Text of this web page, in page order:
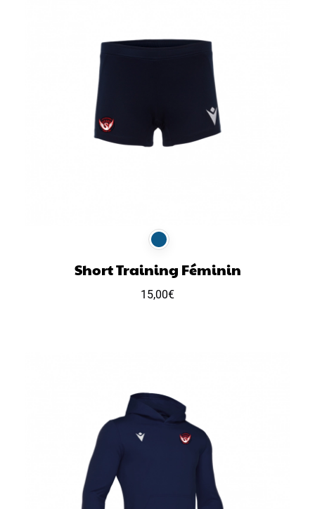
Short Training Féminin
15,00€